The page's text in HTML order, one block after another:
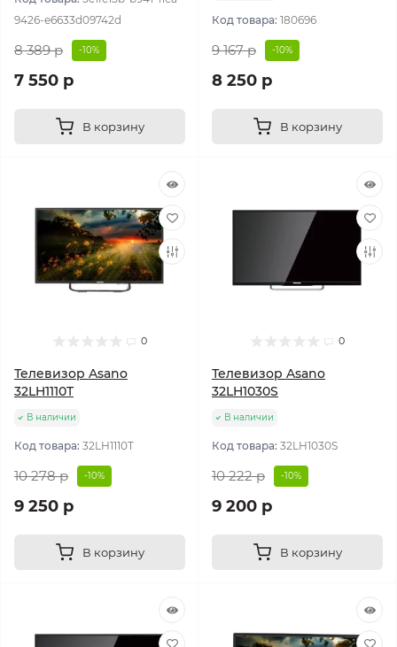
9426-e6633d09742d
8 389 р -10%
7 550 р
В корзину
Код товара: 180696
9 167 р -10%
8 250 р
В корзину
0
Телевизор Asano
32LH1110T
В наличии
Код товара: 32LH1110T
10 278 р -10%
9 250 р
В корзину
0
Телевизор Asano
32LH1030S
В наличии
Код товара: 32LH1030S
10 222 р -10%
9 200 р
В корзину